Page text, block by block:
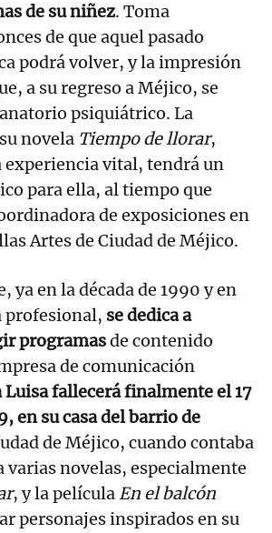
de su niñez. Toma
de que aquel pasado
podrá volver, y la impresión
a su regreso a Méjico, se
psiquiátrico. La
novela Tiempo de llorar,
experiencia vital, tendrá un
para ella, al tiempo que
de exposiciones en
Artes de Ciudad de Méjico.
ya en la década de 1990 y en
profesional, se dedica a
programasde contenido
de comunicación
Luisa fallecerá finalmente el 17
en su casa del barrio de
de Méjico, cuando contaba
varias novelas, especialmente
, y la película En el balcón
personajes inspirados en su